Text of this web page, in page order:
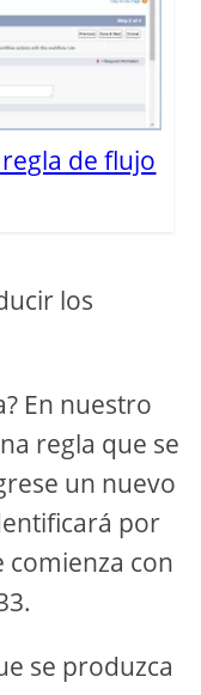
de flujo
los
En nuestro
regla que se
un nuevo
por
con
se produzca